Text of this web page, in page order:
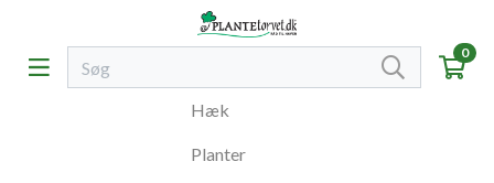
0
Hæk
Planter